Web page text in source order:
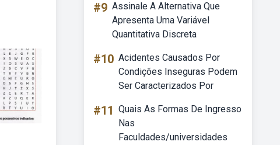
#9 Assinale A Alternativa Que
Apresenta Uma Variável
Quantitativa Discreta
#10 Acidentes Causados Por
Condições Inseguras Podem
Ser Caracterizados Por
#11 Quais As Formas De Ingresso
Nas
Faculdades/universidades